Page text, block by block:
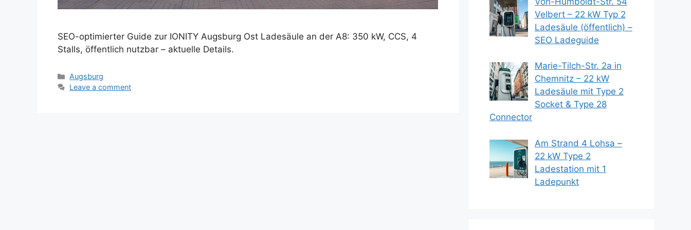
SEO-optimierter Guide zur IONITY Augsburg Ost Ladesäule an der A8: 350 kW, CCS, 4
Stalls, öffentlich nutzbar – aktuelle Details.
Categories
Augsburg
Leave a comment
Velbert – 22 kW Typ 2
Ladesäule (öffentlich) –
SEO Ladeguide
Marie-Tilch-Str. 2a in
Chemnitz – 22 kW
Ladesäule mit Type 2
Socket & Type 28
Connector
Am Strand 4 Lohsa –
22 kW Type 2
Ladestation mit 1
Ladepunkt